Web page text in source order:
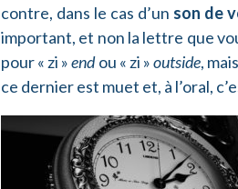
contre, dans le cas d’un son de
important, et non la lettre que
pour « zi »endou « zi »outside,
ce dernier est muet et, à l’oral,